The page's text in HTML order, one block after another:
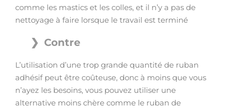
comme les mastics et les colles, et il n’y a pas de
nettoyage à faire lorsque le travail est terminé
Contre
L’utilisation d’une trop grande quantité de ruban
adhésif peut être coûteuse, donc à moins que vous
n’ayez les besoins, vous pouvez utiliser une
alternative moins chère comme le ruban de